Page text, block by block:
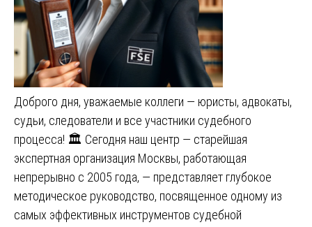
Доброго дня, уважаемые коллеги — юристы, адвокаты,
судьи, следователи и все участники судебного
процесса! 🏛️ Сегодня наш центр — старейшая
экспертная организация Москвы, работающая
непрерывно с 2005 года, — представляет глубокое
методическое руководство, посвященное одному из
самых эффективных инструментов судебной